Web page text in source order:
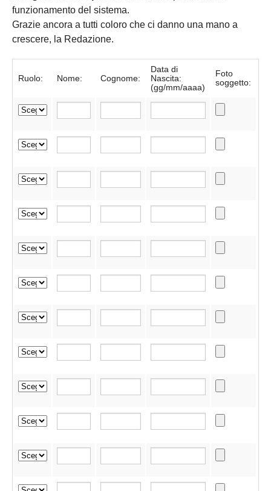
funzionamento del sistema.
Grazie ancora a tutti coloro che ci danno una mano a
crescere, la Redazione.
Ruolo: Nome: Cognome:
Data di
Nascita:
(gg/mm/aaaa)
Foto
soggetto: